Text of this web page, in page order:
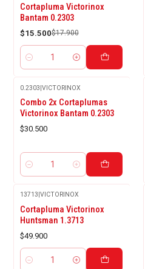
-13%
OFF
Cortapluma Victorinox
Bantam 0.2303
$15.500$17.900
Cantidad
0.2303|VICTORINOX
Combo 2x Cortaplumas
Victorinox Bantam 0.2303
$30.500
Cantidad
13713 VICTORINOX
Cortapluma Victorinox
Huntsman 1.3713
$49.900
Cantidad